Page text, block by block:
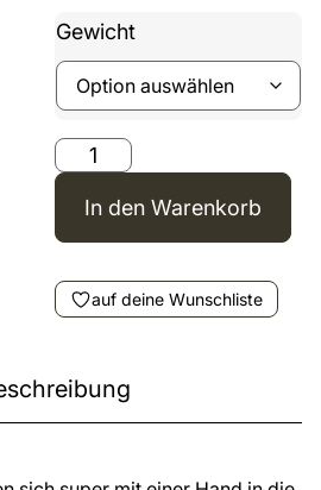
Gewicht
In den Warenkorb
auf deine Wunschliste